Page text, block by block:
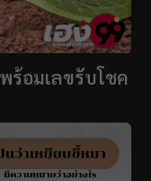
ร้อมเลขรับโชค